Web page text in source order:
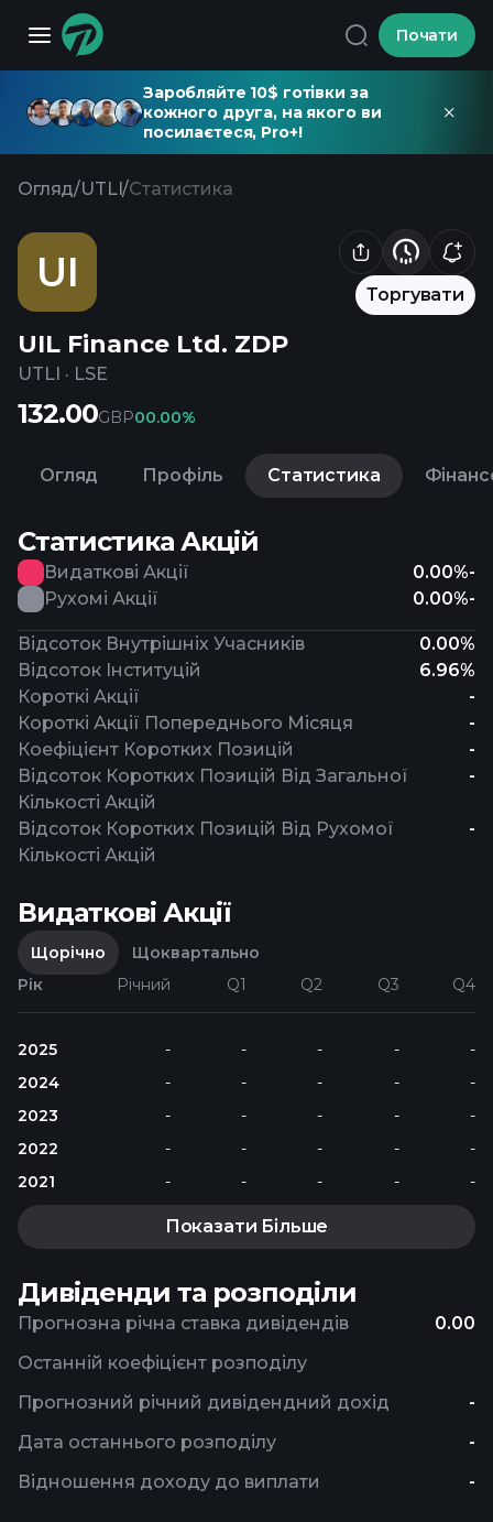
Почати
Заробляйте 10$ готівки за
кожного друга, на якого ви
посилаєтеся, Pro+!
Огляд/UTLI/Статистика
UI Торгувати
UIL Finance Ltd. ZDP
UTLI · LSE
132.00GBP00.00%
Огляд Профіль Статистика
Статистика Акцій
Видаткові Акції 0.00%-
Рухомі Акції
0.00%-
Відсоток Внутрішніх Учасників
0.00%
Відсоток Інституцій
6.96%
Короткі Акції
-
Короткі Акції Попереднього Місяця
-
Коефіцієнт Коротких Позицій
-
Відсоток Коротких Позицій Від Загальної
Кількості Акцій
-
Відсоток Коротких Позицій Від Рухомої
Кількості Акцій
-
Видаткові Акції
Щорічно
Щоквартально
Рік
Річний Q1 Q2 Q3 Q4
2025 - - - -
-
2024
- - - -
-
2023
- - - -
-
2022
- - - -
-
2021
- - - - -
Показати Більше
Дивіденди та розподіли
Прогнозна річна ставка дивідендів 0.00
Прогнозний річний дивідендний дохід -
Відношення доходу до виплати -
Останній коефіцієнт розподілу
Дата останнього розподілу -